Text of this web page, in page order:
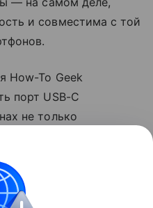
и совместима с той
How-To Geek
порт USB-C
не только
мониторам.